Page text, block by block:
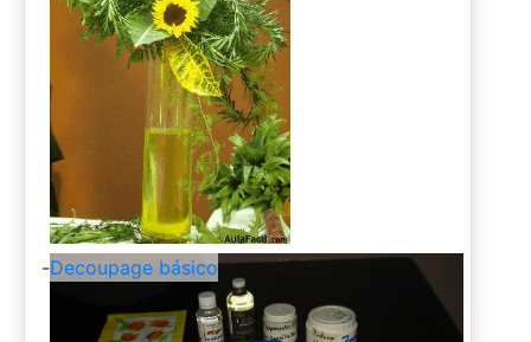
-Decoupage básico